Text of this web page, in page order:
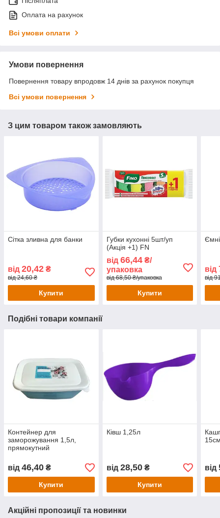
Оплата на рахунок
Всі умови оплати
Умови повернення
Повернення товару впродовж 14 днів за рахунок покупця
Всі умови повернення
З цим товаром також замовляють
Сітка зливна для банки
від 20,42 ₴
від 24,60 ₴
Купити
Губки кухонні 5шт/уп
(Акція +1) FN
від 66,44₴/
упаковка
від 68,50 ₴/упаковка
Купити
від
від
Подібні товари компанії
Контейнер для
заморожування 1,5л,
прямокутний
від 46,40 ₴
Купити
Ківш 1,25л
від 28,50₴
Купити
від
Акційні пропозиції та новинки